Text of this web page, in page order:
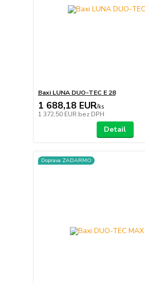
Baxi LUNA DUO-TEC E 28
1 688,18 EUR/ks
1 372,50 EUR bez DPH
Detail
Doprava ZADARMO